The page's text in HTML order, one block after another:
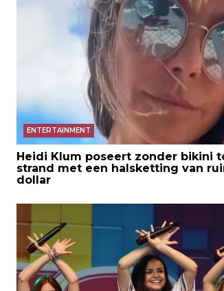
ENTERTAINMENT
Heidi Klum poseert zonder bikini
strand met een halsketting van
dollar